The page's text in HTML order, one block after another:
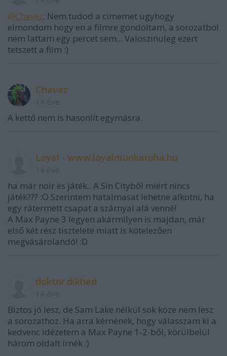
@Chavez: Nem tudod a cimemet ugyhogy
elmondom hogy en a filmre gondoltam, a sorozatbol
nem lattam egy percet sem... Valoszinuleg ezert
tetszett a film :)
Chavez
A kettő nem is hasonlít egymásra.
Loyal - www.loyalmunkaruha.hu
ha már noir és játék.. A Sin Cityből miért nincs
játék??? :O Szerintem hatalmasat lehetne alkotni, ha
egy rátermett csapat a szárnyai alá venné!
A Max Payne 3 legyen akármilyen is majdan, már
első két rész tisztelete miatt is kötelezően
megvásárolandó! :D
doktor.dikhed
Biztos jó lesz, de Sam Lake nélkül sok köze nem lesz
a sorozathoz. Ha arra kérnének, hogy válasszam ki a
kedvenc idézetem a Max Payne 1-2-ből, körülbelül
három oldalt írnék :)